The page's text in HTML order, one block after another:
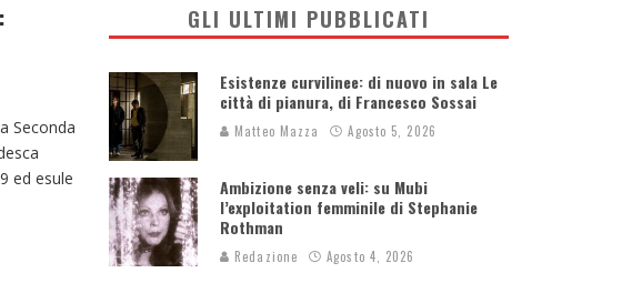
Seconda
ed esule
GLI ULTIMI PUBBLICATI
Esistenze curvilinee: di nuovo in sala Le
città di pianura, di Francesco Sossai
Matteo Mazza Agosto 5, 2026
Ambizione senza veli: su Mubi
l’exploitation femminile di Stephanie
Rothman
Redazione Agosto 4, 2026